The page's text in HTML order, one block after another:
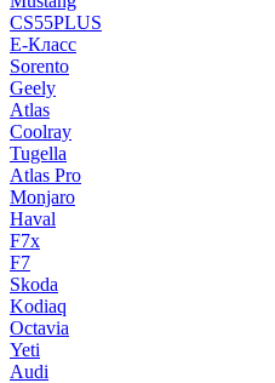
CS55PLUS
E-Класс
Sorento
Geely
Atlas
Coolray
Tugella
Atlas Pro
Monjaro
Haval
F7x
F7
Skoda
Kodiaq
Octavia
Yeti
Audi